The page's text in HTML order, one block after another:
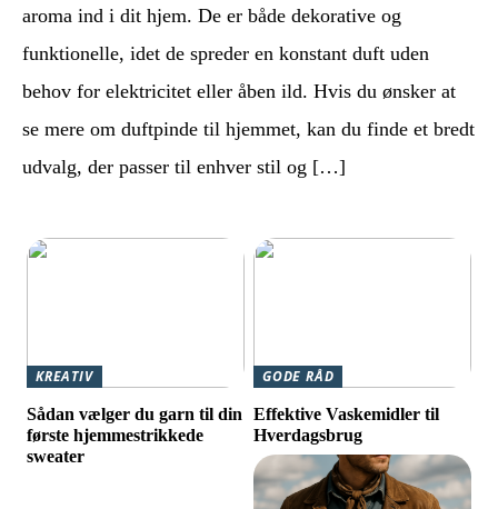
aroma ind i dit hjem. De er både dekorative og
funktionelle, idet de spreder en konstant duft uden
behov for elektricitet eller åben ild. Hvis du ønsker at
se mere om duftpinde til hjemmet, kan du finde et bredt
udvalg, der passer til enhver stil og […]
KREATIV
Sådan vælger du garn til din
første hjemmestrikkede
sweater
GODE RÅD
Effektive Vaskemidler til
Hverdagsbrug